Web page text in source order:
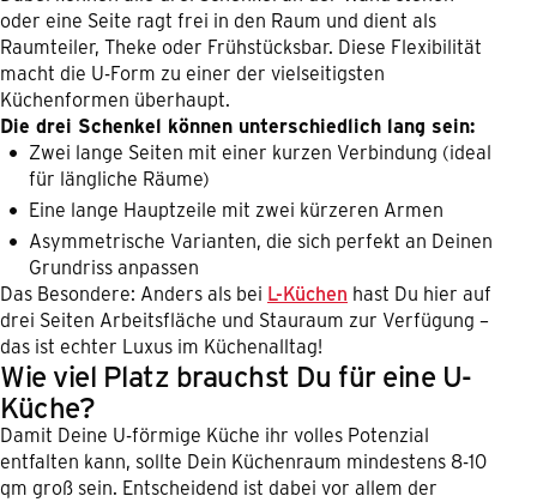
oder eine Seite ragt frei in den Raum und dient als
Raumteiler, Theke oder Frühstücksbar. Diese Flexibilität
macht die U-Form zu einer der vielseitigsten
Küchenformen überhaupt.
Die drei Schenkel können unterschiedlich lang sein:
Zwei lange Seiten mit einer kurzen Verbindung (ideal
für längliche Räume)
Eine lange Hauptzeile mit zwei kürzeren Armen
Asymmetrische Varianten, die sich perfekt an Deinen
Grundriss anpassen
Das Besondere: Anders als bei L-Küchen hast Du hier auf
drei Seiten Arbeitsfläche und Stauraum zur Verfügung –
das ist echter Luxus im Küchenalltag!
Wie viel Platz brauchst Du für eine U-
Küche?
Damit Deine U-förmige Küche ihr volles Potenzial
entfalten kann, sollte Dein Küchenraum mindestens 8-10
qm groß sein. Entscheidend ist dabei vor allem der